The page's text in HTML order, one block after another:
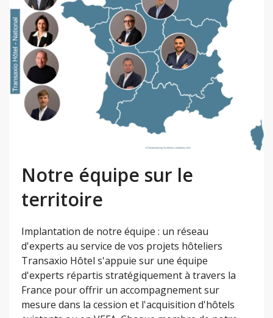
Notre équipe sur le
territoire
Implantation de notre équipe : un réseau
d'experts au service de vos projets hôteliers
Transaxio Hôtel s'appuie sur une équipe
d'experts répartis stratégiquement à travers la
France pour offrir un accompagnement sur
mesure dans la cession et l'acquisition d'hôtels